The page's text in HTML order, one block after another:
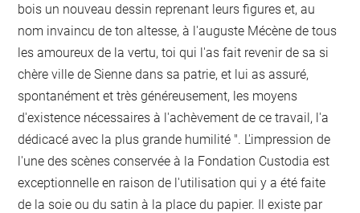
bois un nouveau dessin reprenant leurs figures et, au
nom invaincu de ton altesse, à l'auguste Mécène de tous
les amoureux de la vertu, toi qui l'as fait revenir de sa si
chère ville de Sienne dans sa patrie, et lui as assuré,
spontanément et très généreusement, les moyens
d'existence nécessaires à l'achèvement de ce travail, l'a
dédicacé avec la plus grande humilité ". L'impression de
l'une des scènes conservée à la Fondation Custodia est
exceptionnelle en raison de l'utilisation qui y a été faite
de la soie ou du satin à la place du papier. Il existe par